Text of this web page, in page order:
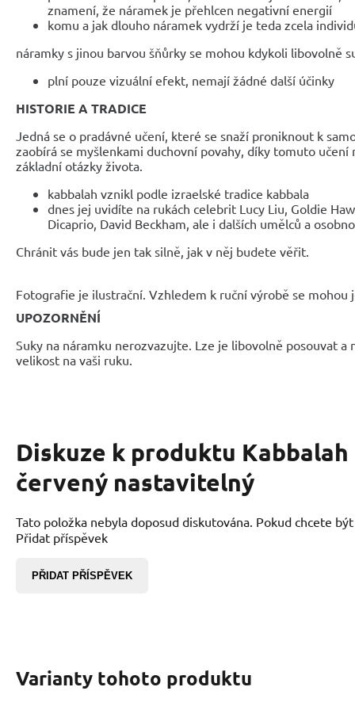
znamení, že náramek je přehlcen negativní energií
komu a jak dlouho náramek vydrží je teda zcela
náramky s jinou barvou šňůrky se mohou kdykoli libovolně
plní pouze vizuální efekt, nemají žádné další účinky
HISTORIE A TRADICE
Jedná se o pradávné učení, které se snaží proniknout k
zaobírá se myšlenkami duchovní povahy, díky tomuto učení
základní otázky života.
kabbalah vznikl podle izraelské tradice kabbala
dnes jej uvidíte na rukách celebrit Lucy Liu, Goldie
Dicaprio, David Beckham, ale i dalších umělců a
Chránit vás bude jen tak silně, jak v něj budete věřit.
Fotografie je ilustrační. Vzhledem k ruční výrobě se
UPOZORNĚNÍ
Suky na náramku nerozvazujte. Lze je libovolně posouvat a
velikost na vaši ruku.
Diskuze k produktu
červený nastavitelný
Tato položka nebyla doposud diskutována. Pokud chcete
Přidat příspěvek
PŘIDAT PŘÍSPĚVEK
Varianty tohoto produktu